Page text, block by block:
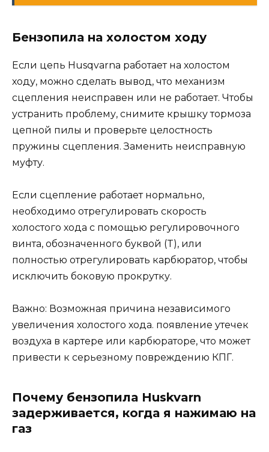
Бензопила на холостом ходу
Если цепь Husqvarna работает на холостом
ходу, можно сделать вывод, что механизм
сцепления неисправен или не работает. Чтобы
устранить проблему, снимите крышку тормоза
цепной пилы и проверьте целостность
пружины сцепления. Заменить неисправную
муфту.
Если сцепление работает нормально,
необходимо отрегулировать скорость
холостого хода с помощью регулировочного
винта, обозначенного буквой (T), или
полностью отрегулировать карбюратор, чтобы
исключить боковую прокрутку.
Важно: Возможная причина независимого
увеличения холостого хода. появление утечек
воздуха в картере или карбюраторе, что может
привести к серьезному повреждению КПГ.
Почему бензопила Huskvarn
задерживается, когда я нажимаю на
газ